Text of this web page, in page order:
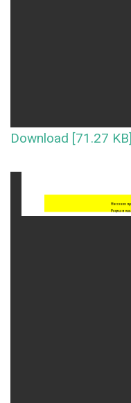
Download [71.27 KB]